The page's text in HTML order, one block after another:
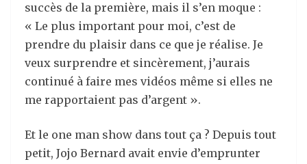
succès de la première, mais il s’en moque :
« Le plus important pour moi, c’est de
prendre du plaisir dans ce que je réalise. Je
veux surprendre et sincèrement, j’aurais
continué à faire mes vidéos même si elles ne
me rapportaient pas d’argent ».
Et le one man show dans tout ça ? Depuis tout
petit, Jojo Bernard avait envie d’emprunter